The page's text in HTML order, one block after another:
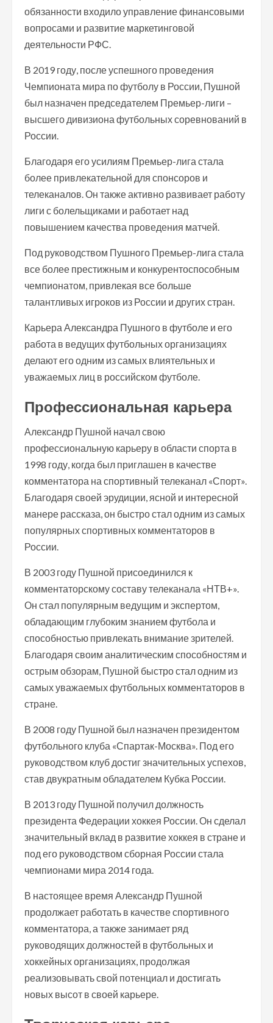
обязанности входило управление финансовыми
вопросами и развитие маркетинговой
деятельности РФС.
В 2019 году, после успешного проведения
Чемпионата мира по футболу в России, Пушной
был назначен председателем Премьер-лиги –
высшего дивизиона футбольных соревнований в
России.
Благодаря его усилиям Премьер-лига стала
более привлекательной для спонсоров и
телеканалов. Он также активно развивает работу
лиги с болельщиками и работает над
повышением качества проведения матчей.
Под руководством Пушного Премьер-лига стала
все более престижным и конкурентоспособным
чемпионатом, привлекая все больше
талантливых игроков из России и других стран.
Карьера Александра Пушного в футболе и его
работа в ведущих футбольных организациях
делают его одним из самых влиятельных и
уважаемых лиц в российском футболе.
Профессиональная карьера
Александр Пушной начал свою
профессиональную карьеру в области спорта в
1998 году, когда был приглашен в качестве
комментатора на спортивный телеканал «Спорт».
Благодаря своей эрудиции, ясной и интересной
манере рассказа, он быстро стал одним из самых
популярных спортивных комментаторов в
России.
В 2003 году Пушной присоединился к
комментаторскому составу телеканала «НТВ+».
Он стал популярным ведущим и экспертом,
обладающим глубоким знанием футбола и
способностью привлекать внимание зрителей.
Благодаря своим аналитическим способностям и
острым обзорам, Пушной быстро стал одним из
самых уважаемых футбольных комментаторов в
стране.
В 2008 году Пушной был назначен президентом
футбольного клуба «Спартак-Москва». Под его
руководством клуб достиг значительных успехов,
став двукратным обладателем Кубка России.
В 2013 году Пушной получил должность
президента Федерации хоккея России. Он сделал
значительный вклад в развитие хоккея в стране и
под его руководством сборная России стала
чемпионами мира 2014 года.
В настоящее время Александр Пушной
продолжает работать в качестве спортивного
комментатора, а также занимает ряд
руководящих должностей в футбольных и
хоккейных организациях, продолжая
реализовывать свой потенциал и достигать
новых высот в своей карьере.